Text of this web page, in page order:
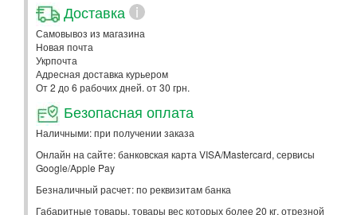
Доставка i
Самовывоз из магазина
Новая почта
Укрпочта
Адресная доставка курьером
От 2 до 6 рабочих дней. от 30 грн.
Безопасная оплата
Наличными: при получении заказа
Онлайн на сайте: банковская карта VISA/Mastercard, сервисы
Google/Apple Pay
Безналичный расчет: по реквизитам банка
Габаритные товары, товары вес которых более 20 кг, отрезной